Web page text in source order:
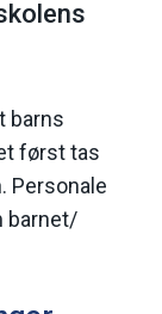
barns
først tas
Personale
barnet/